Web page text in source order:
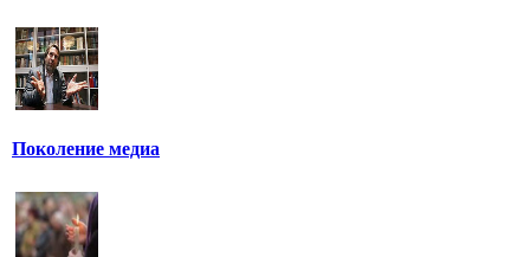
Поколение медиа